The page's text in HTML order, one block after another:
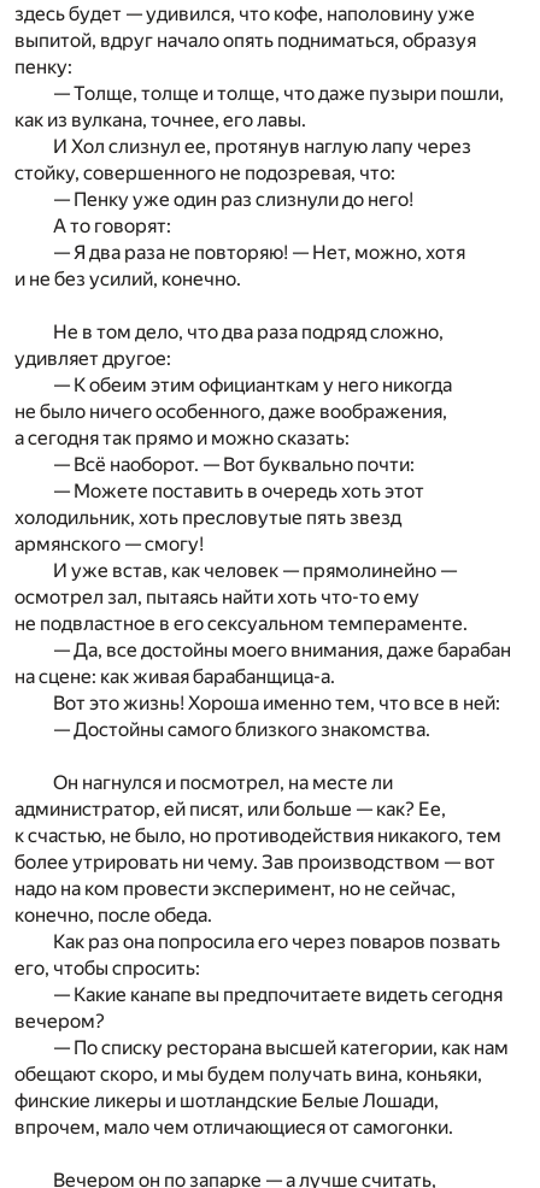
здесь будет — удивился, что кофе, наполовину уже
выпитой, вдруг начало опять подниматься, образуя
пенку:
— Толще, толще и толще, что даже пузыри пошли,
как из вулкана, точнее, его лавы.
И Хол слизнул ее, протянув наглую лапу через
стойку, совершенного не подозревая, что:
— Пенку уже один раз слизнули до него!
А то говорят:
— Я два раза не повторяю! — Нет, можно, хотя
и не без усилий, конечно.
Не в том дело, что два раза подряд сложно,
удивляет другое:
— К обеим этим официанткам у него никогда
не было ничего особенного, даже воображения,
а сегодня так прямо и можно сказать:
— Всё наоборот. — Вот буквально почти:
— Можете поставить в очередь хоть этот
холодильник, хоть пресловутые пять звезд
армянского — смогу!
И уже встав, как человек — прямолинейно —
осмотрел зал, пытаясь найти хоть что-то ему
не подвластное в его сексуальном темпераменте.
— Да, все достойны моего внимания, даже барабан
на сцене: как живая барабанщица-а.
Вот это жизнь! Хороша именно тем, что все в ней:
— Достойны самого близкого знакомства.
Он нагнулся и посмотрел, на месте ли
администратор, ей писят, или больше — как? Ее,
к счастью, не было, но противодействия никакого, тем
более утрировать ни чему. Зав производством — вот
надо на ком провести эксперимент, но не сейчас,
конечно, после обеда.
Как раз она попросила его через поваров позвать
его, чтобы спросить:
— Какие канапе вы предпочитаете видеть сегодня
вечером?
— По списку ресторана высшей категории, как нам
обещают скоро, и мы будем получать вина, коньяки,
финские ликеры и шотландские Белые Лошади,
впрочем, мало чем отличающиеся от самогонки.
Вечером он по запарке — а лучше считать,